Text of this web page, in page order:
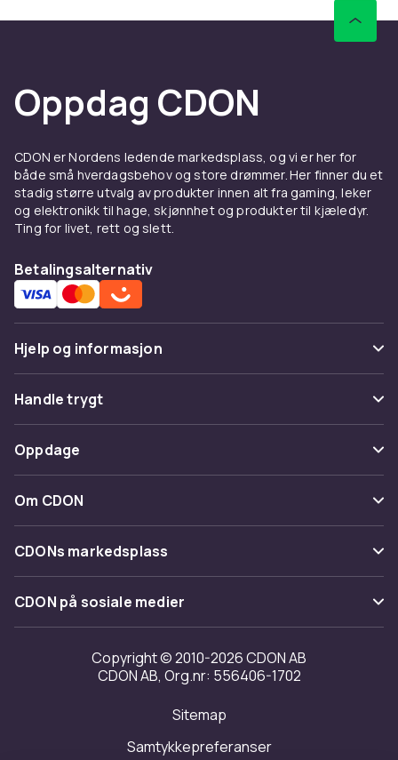
Oppdag CDON
CDON er Nordens ledende markedsplass, og vi er her for
både små hverdagsbehov og store drømmer. Her finner du et
stadig større utvalg av produkter innen alt fra gaming, leker
og elektronikk til hage, skjønnhet og produkter til kjæledyr.
Ting for livet, rett og slett.
Betalingsalternativ
Hjelp og informasjon
Vanlige spørsmål
Spor pakke
Angre & returner her
Kontakt oss
Handle trygt
Betaling
Levering
Tilbakekallinger
Oppdage
Kategorier
Varemerker
Om CDON
Om oss
Kundeanmeldelser
Jobbe på CDON
Investor relations
Tilgjengelighet
CDONs markedsplass
Merchant Help Center
CDON på sosiale medier
Copyright © 2010-2026 CDON AB
CDON AB, Org.nr: 556406-1702
Sitemap
Samtykkepreferanser